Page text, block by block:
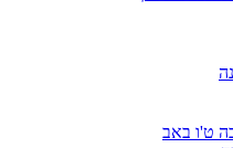
ט'ו באב